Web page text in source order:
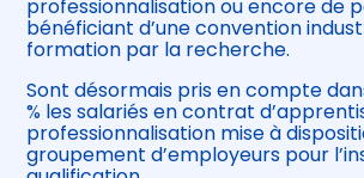
professionnalisation ou encore de
bénéficiant d’une convention
formation par la recherche.
Sont désormais pris en compte
% les salariés en contrat
professionnalisation mise à
groupement d’employeurs pour